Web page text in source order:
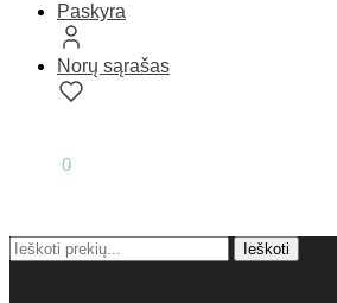
Paskyra
Norų sąrašas
0
Ieškoti: Ieškoti